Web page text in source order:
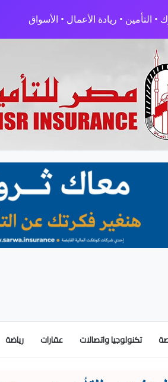
• التأمين • ريادة الأعمال • الأسواق
تكنولوجيا واتصالات عقارات رياضة